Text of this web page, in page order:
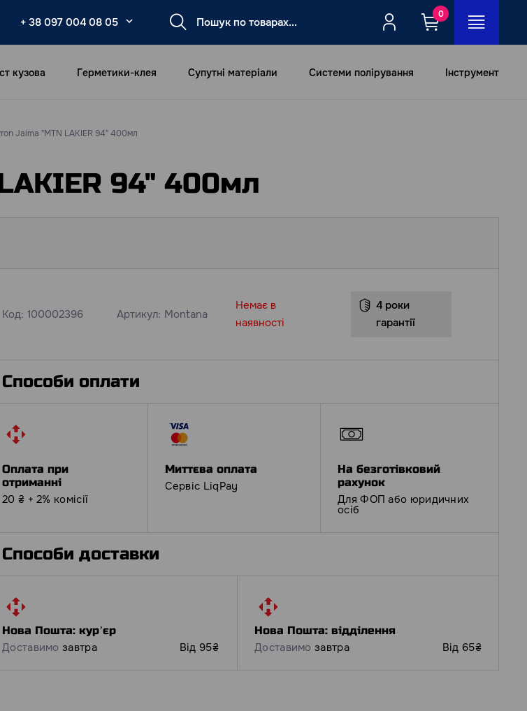
+ 38 097 004 08 05
0
кузова Герметики-клея Супутні матеріали Системи полірування Інструмент
Jaima "MTN LAKIER 94" 400мл
94" 400мл
Код: 100002396 Артикул: Montana
Немає в
наявності
4 роки
гарантії
Способи оплати
Оплата при
отриманні
20 ₴ + 2% комісії
Миттєва оплата
Сервіс LiqPay
На безготівковий
рахунок
Для ФОП або юридичних
осіб
Способи доставки
Нова Пошта: курʼєр
Доставимо завтра Від 95₴
Нова Пошта: відділення
Доставимо завтра Від 65₴